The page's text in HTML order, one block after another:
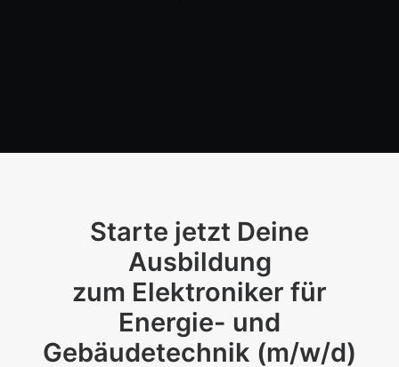
Starte jetzt Deine
Ausbildung
zum Elektroniker für
Energie- und
Gebäudetechnik (m/w/d)